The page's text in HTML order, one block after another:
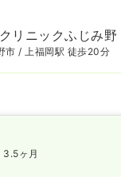
リニックふじみ野
市 / 上福岡駅 徒歩20分
3.5ヶ月